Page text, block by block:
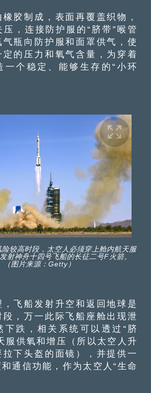
制成，表面再覆盖织物，
，连接防护服的“脐带”喉管
瓶向防护服和面罩供气，使
的压力和氧气含量，为穿着
一个稳定、能够生存的“小环
险较高时段，太空人必须穿上舱内航天服
射神舟十四号飞船的长征二号F火箭。
（图片来源：Getty）
船发射升空和返回地球是
段，万一此际飞船座舱出现泄
下跌，相关系统可以透过“脐
服供氧和增压（所以太空人升
下头盔的面镜），并提供一
通信功能，作为太空人“生命